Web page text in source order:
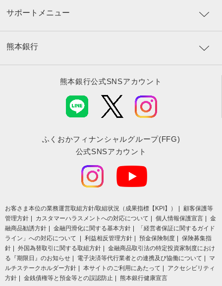
サポートメニュー
熊本銀行
熊本銀行公式SNSアカウント
ふくおかフィナンシャルグループ(FFG)
公式SNSアカウント
お客さま本位の業務運営取組⽅針/取組状況（成果指標【KPI】）
顧客保護等
管理方針
カスタマーハラスメントへの対応について 個人情報保護宣言
金
融商品勧誘方針
金融円滑化に関する基本方針
「経営者保証に関するガイド
ライン」への対応について
利益相反管理方針 預金保険制度
保険募集指
針
外国為替取引に関する取組方針
金融商品取引法の特定投資家制度におけ
る『期限日』のお知らせ
電子決済等代行業者との連携及び協働について
マ
ルチステークホルダー方針
本サイトのご利用にあたって
アクセシビリティ
方針
金銭債権等と預金等との誤認防止 熊本銀行健康宣言